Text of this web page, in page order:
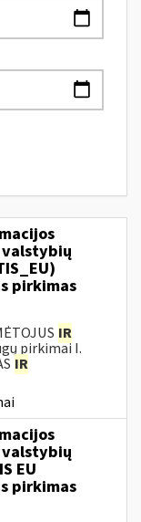
valstybių
pirkimas
IR
pirkimai I.
IR
valstybių
EU
pirkimas